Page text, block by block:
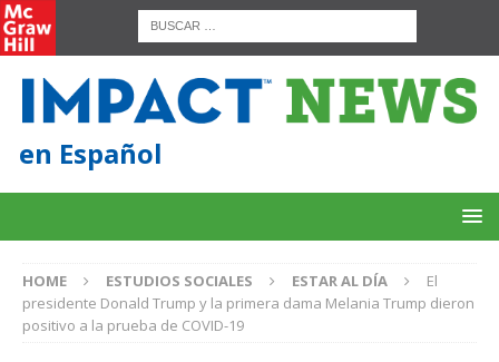
en Español
HOME ESTUDIOS SOCIALES ESTAR AL DÍA
El
presidente Donald Trump y la primera dama Melania Trump dieron
positivo a la prueba de COVID-19